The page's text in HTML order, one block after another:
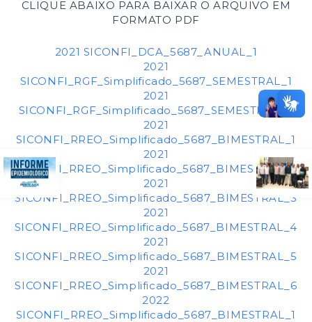
CLIQUE ABAIXO PARA BAIXAR O ARQUIVO EM
FORMATO PDF
2021 SICONFI_DCA_5687_ANUAL_1
2021
SICONFI_RGF_Simplificado_5687_SEMESTRAL_1
2021
SICONFI_RGF_Simplificado_5687_SEMESTRAL_2
2021
SICONFI_RREO_Simplificado_5687_BIMESTRAL_1
2021
SICONFI_RREO_Simplificado_5687_BIMESTRAL_2
2021
SICONFI_RREO_Simplificado_5687_BIMESTRAL_3
2021
SICONFI_RREO_Simplificado_5687_BIMESTRAL_4
2021
SICONFI_RREO_Simplificado_5687_BIMESTRAL_5
2021
SICONFI_RREO_Simplificado_5687_BIMESTRAL_6
2022
SICONFI_RREO_Simplificado_5687_BIMESTRAL_1